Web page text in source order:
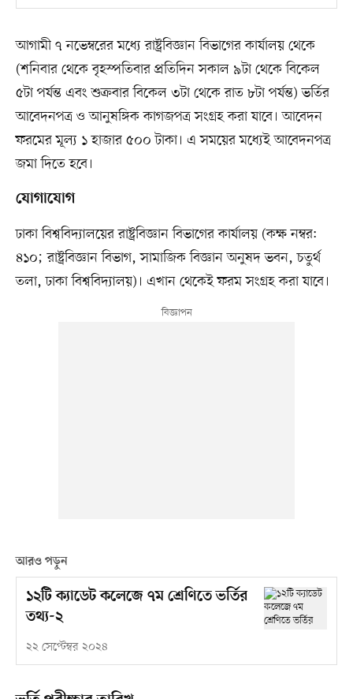
আগামী ৭ নভেম্বরের মধ্যে রাষ্ট্রবিজ্ঞান বিভাগের কার্যালয় থেকে
(শনিবার থেকে বৃহস্পতিবার প্রতিদিন সকাল ৯টা থেকে বিকেল
৫টা পর্যন্ত এবং শুক্রবার বিকেল ৩টা থেকে রাত ৮টা পর্যন্ত) ভর্তির
আবেদনপত্র ও আনুষঙ্গিক কাগজপত্র সংগ্রহ করা যাবে। আবেদন
ফরমের মূল্য ১ হাজার ৫০০ টাকা। এ সময়ের মধ্যেই আবেদনপত্র
জমা দিতে হবে।
যোগাযোগ
ঢাকা বিশ্ববিদ্যালয়ের রাষ্ট্রবিজ্ঞান বিভাগের কার্যালয় (কক্ষ নম্বর:
৪১০; রাষ্ট্রবিজ্ঞান বিভাগ, সামাজিক বিজ্ঞান অনুষদ ভবন, চতুর্থ
তলা, ঢাকা বিশ্ববিদ্যালয়)। এখান থেকেই ফরম সংগ্রহ করা যাবে।
আরও পড়ুন
১২টি ক্যাডেট কলেজে ৭ম শ্রেণিতে ভর্তির
তথ্য-২
২২ সেপ্টেম্বর ২০২৪